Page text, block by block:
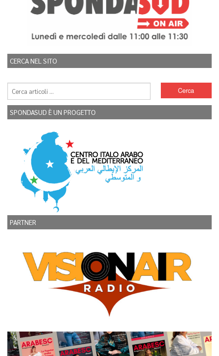
CERCA NEL SITO
SPONDASUD È UN PROGETTO
PARTNER